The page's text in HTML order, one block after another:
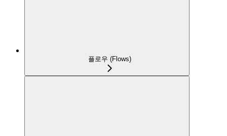
플로우 (Flows)